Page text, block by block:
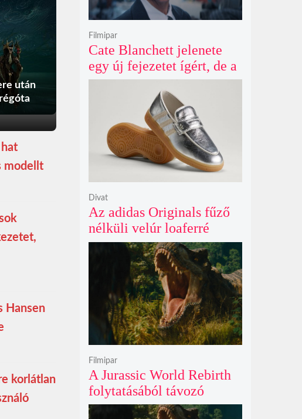
után
modellt
Hansen
korlátlan
Cate Blanchett jelenete
egy új fejezetet ígért, de a
Netflix törölte David
Fincher Squid Game
Filmipar
Az adidas Originals fűző
nélküli velúr loaferré
alakította a legendás
Handball Spezial modellt
Divat
A Jurassic World Rebirth
folytatásából távozó
Gareth Edwards mögött
Filmipar